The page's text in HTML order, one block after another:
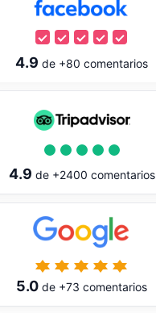
4.9 de +80 comentarios
4.9 de +2400 comentarios
5.0de +73 comentarios